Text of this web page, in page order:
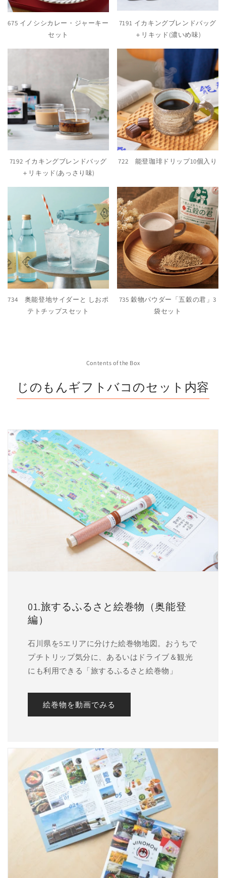
675 イノシシカレー・ジャーキー
セット
7191 イカキングブレンドバッグ
＋リキッド(濃いめ味)
7192 イカキングブレンドバッグ
＋リキッド(あっさり味)
722 能登珈琲ドリップ10個入り
734 奥能登地サイダーと しおポ
テトチップスセット
735 穀物パウダー「五穀の君」3
袋セット
Contents of the Box
じのもんギフトバコのセット内容
01.旅するふるさと絵巻物（奥能登
編）
石川県を5エリアに分けた絵巻物地図。おうちで
プチトリップ気分に、あるいはドライブ＆観光
にも利用できる「旅するふるさと絵巻物」
絵巻物を動画でみる